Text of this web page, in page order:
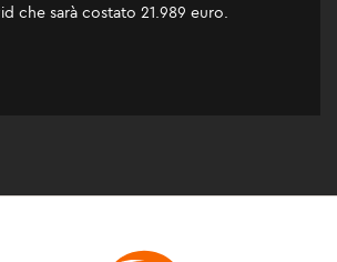
che sarà costato 21.989 euro.